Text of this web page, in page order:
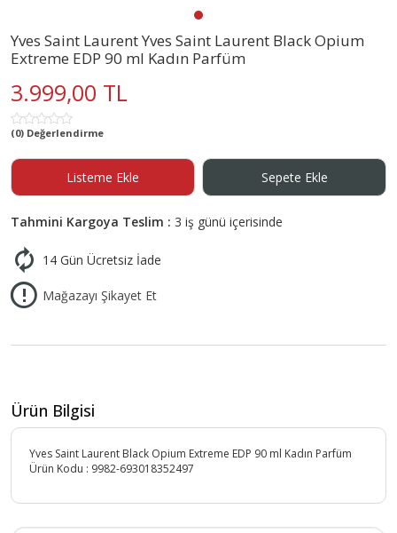
Yves Saint Laurent Yves Saint Laurent Black Opium
Extreme EDP 90 ml Kadın Parfüm
3.999,00 TL
(0) Değerlendirme
Listeme Ekle Sepete Ekle
Tahmini Kargoya Teslim : 3 iş günü içerisinde
14 Gün Ücretsiz İade
Mağazayı Şikayet Et
Ürün Bilgisi
Yves Saint Laurent Black Opium Extreme EDP 90 ml Kadın Parfüm
Ürün Kodu : 9982-693018352497